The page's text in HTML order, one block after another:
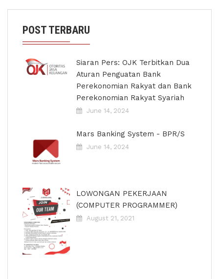
POST TERBARU
Siaran Pers: OJK Terbitkan Dua
Aturan Penguatan Bank
Perekonomian Rakyat dan Bank
Perekonomian Rakyat Syariah
June 14, 2024
Mars Banking System - BPR/S
June 14, 2024
LOWONGAN PEKERJAAN
(COMPUTER PROGRAMMER)
August 21, 2021